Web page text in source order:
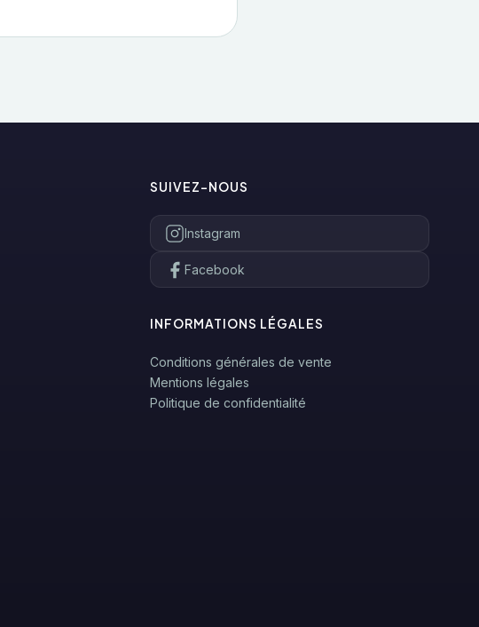
SUIVEZ-NOUS
Instagram
Facebook
INFORMATIONS LÉGALES
Conditions générales de vente
Mentions légales
Politique de confidentialité